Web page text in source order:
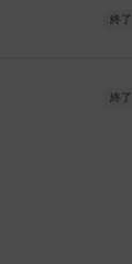
終了
終了